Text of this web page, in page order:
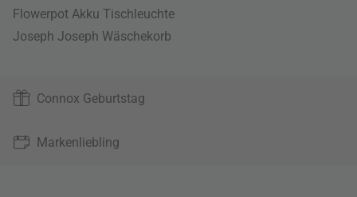
Flowerpot Akku Tischleuchte
Joseph Joseph Wäschekorb
Connox Geburtstag
Markenliebling